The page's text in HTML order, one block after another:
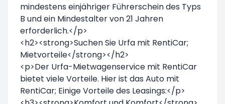
mindestens einjähriger Führerschein des Typs
B und ein Mindestalter von 21 Jahren
erforderlich.</p>
<h2><strong>Suchen Sie Urfa mit RentiCar;
Mietvorteile</strong></h2>
<p>Der Urfa-Mietwagenservice mit RentiCar
bietet viele Vorteile. Hier ist das Auto mit
RentiCar; Einige Vorteile des Leasings:</p>